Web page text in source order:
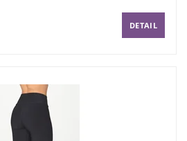
DETAIL